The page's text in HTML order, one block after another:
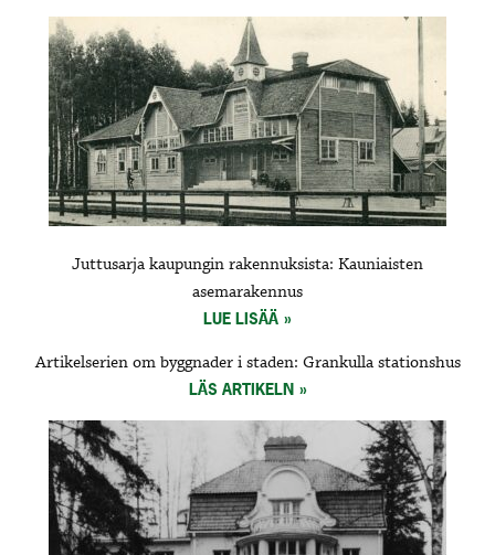
Juttusarja kaupungin rakennuksista: Kauniaisten
asemarakennus
LUE LISÄÄ
Artikelserien om byggnader i staden: Grankulla stationshus
LÄS ARTIKELN